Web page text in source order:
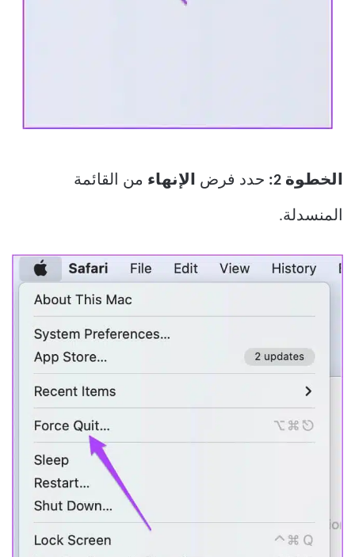
الخطوة 2: حدد فرض الإنهاء من القائمة
المنسدلة.